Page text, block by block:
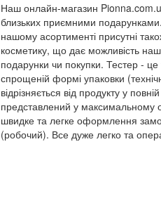
Наш онлайн-магазин
близьких приємними
нашому асортименті присутні
косметику, що дає можливість
подарунки чи покупки. Тестер -
спрощеній формі упаковки
відрізняється від продукту у
представлений у максимальному
швидке та легке оформлення
(робочий). Все дуже легко та